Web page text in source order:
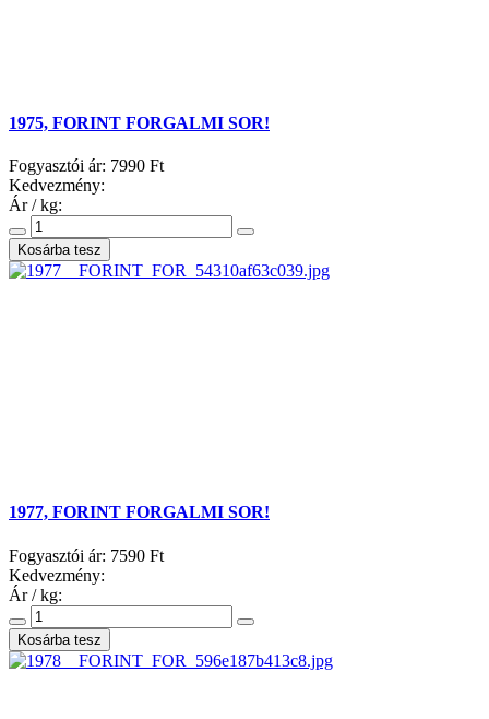
1975, FORINT FORGALMI SOR!
Fogyasztói ár: 7990 Ft
Kedvezmény:
Ár / kg:
1977, FORINT FORGALMI SOR!
Fogyasztói ár: 7590 Ft
Kedvezmény:
Ár / kg: